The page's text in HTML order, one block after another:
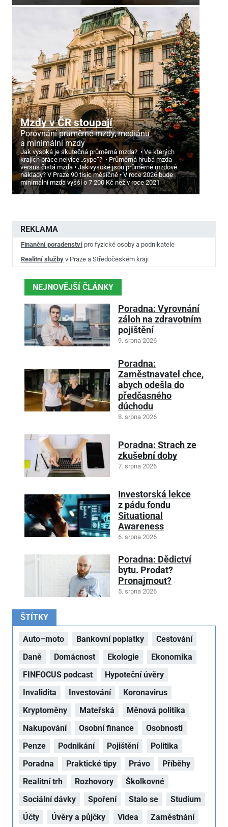
Mzdy v ČR stoupají
Porovnání průměrné mzdy, mediánu
a minimální mzdy
Jak vysoká je skutečná průměrná mzda?
Ve kterých
krajích práce nejvíce „sype“?
Průměrná hrubá mzda
versus čistá mzda
Jak vysoké jsou průměrné mzdové
náklady? V Praze 90 tisíc měsíčně
V roce 2026 bude
minimální mzda vyšší o 7 200 Kč než v roce 2021
REKLAMA
Finanční poradenství pro fyzické osoby a podnikatele
Realitní služby v Praze a Středočeském kraji
NEJNOVĚJŠÍ ČLÁNKY
Poradna: Vyrovnání
záloh na zdravotním
pojištění
9. srpna 2026
Poradna:
Zaměstnavatel chce,
abych odešla do
předčasného
důchodu
8. srpna 2026
Poradna: Strach ze
zkušební doby
7. srpna 2026
Investorská lekce
z pádu fondu
Situational
Awareness
6. srpna 2026
Poradna: Dědictví
bytu. Prodat?
Pronajmout?
5. srpna 2026
ŠTÍTKY
Auto–moto Bankovní poplatky
Cestování
Daně
Domácnost Ekologie
Ekonomika
FINFOCUS podcast
Hypoteční úvěry
Invalidita
Investování
Koronavirus
Kryptoměny
Mateřská
Měnová politika
Nakupování
Osobní finance
Osobnosti
Penze
Podnikání Pojištění
Politika
Poradna
Praktické tipy Právo
Příběhy
Realitní trh
Rozhovory
Školkovné
Sociální dávky
Spoření Stalo se
Studium
Účty
Úvěry a půjčky Videa Zaměstnání